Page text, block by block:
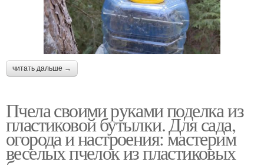
читать дальше →
Пчела своими руками поделка из
пластиковой бутылки. Для сада,
огорода и настроения: мастерим
веселых пчелок из пластиковых